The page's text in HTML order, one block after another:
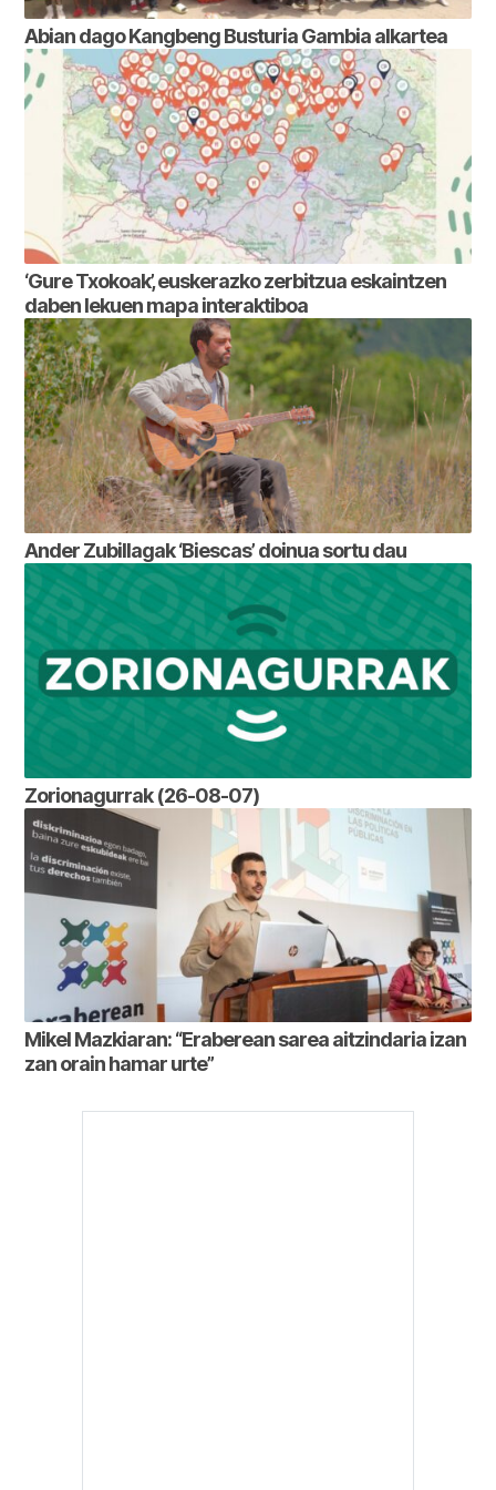
Abian dago Kangbeng Busturia Gambia alkartea
‘Gure Txokoak’, euskerazko zerbitzua eskaintzen
daben lekuen mapa interaktiboa
Ander Zubillagak ‘Biescas’ doinua sortu dau
Zorionagurrak (26-08-07)
Mikel Mazkiaran: “Eraberean sarea aitzindaria izan
zan orain hamar urte”